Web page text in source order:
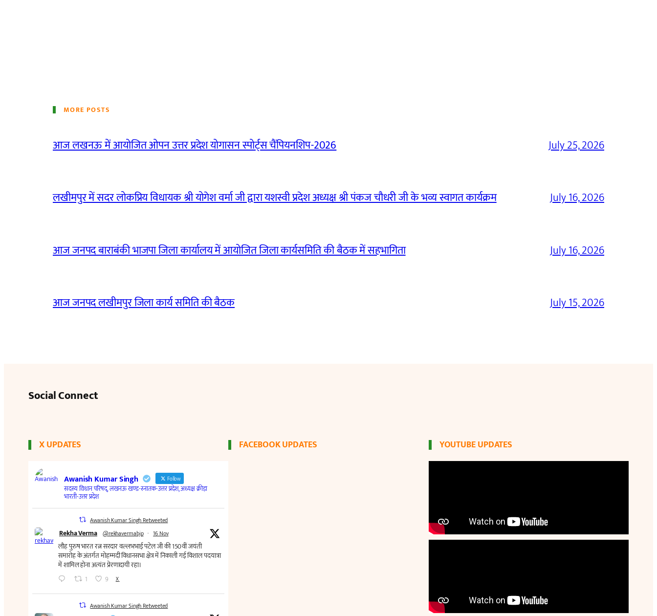
MORE POSTS
आज लखनऊ में आयोजित ओपन उत्तर प्रदेश योगासन स्पोर्ट्स चैंपियनशिप-2026 July 25, 2026
लखीमपुर में सदर लोकप्रिय विधायक श्री योगेश वर्मा जी द्वारा यशस्वी प्रदेश अध्यक्ष श्री पंकज चौधरी जी के भव्य स्वागत कार्यक्रम July 16, 2026
आज जनपद बाराबंकी भाजपा जिला कार्यालय में आयोजित जिला कार्यसमिति की बैठक में सहभागिता July 16, 2026
आज जनपद लखीमपुर जिला कार्य समिति की बैठक July 15, 2026
Social Connect
X UPDATES FACEBOOK UPDATES YOUTUBE UPDATES